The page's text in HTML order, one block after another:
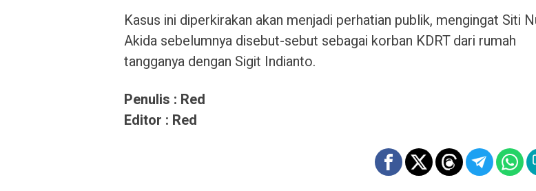
Kasus ini diperkirakan akan menjadi perhatian publik, mengingat Siti
Akida sebelumnya disebut-sebut sebagai korban KDRT dari rumah
tangganya dengan Sigit Indianto.
Penulis : Red
Editor : Red